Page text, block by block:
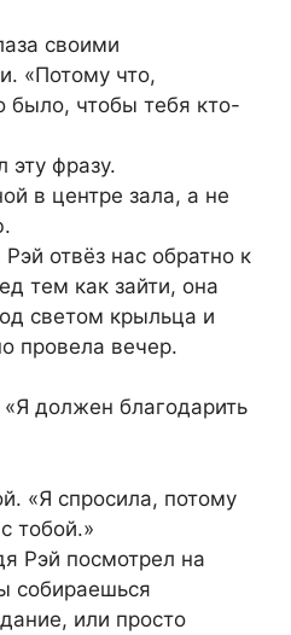
своими
«Потому что,
было, чтобы тебя кто-
эту фразу.
в центре зала, а не
отвёз нас обратно к
тем как зайти, она
светом крыльца и
провела вечер.
должен благодарить
«Я спросила, потому
тобой.»
Рэй посмотрел на
собираешься
или просто